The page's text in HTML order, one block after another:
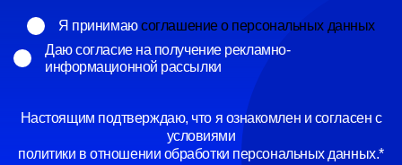
Настоящим подтверждаю, что я ознакомлен и согласен с
условиями
политики в отношении обработки персональных данных.*
Я принимаюсоглашение о персональных данных
Даю согласие на получение рекламно-
информационной рассылки